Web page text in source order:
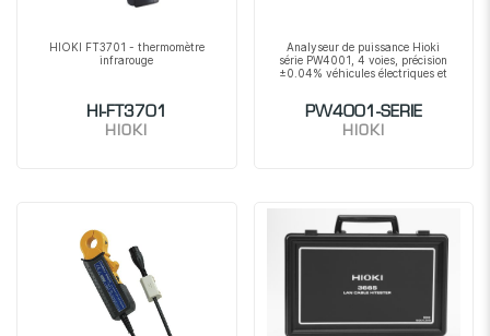
HIOKI FT3701 - thermomètre
infrarouge
HI-FT3701
HIOKI
Analyseur de puissance Hioki
série PW4001, 4 voies, précision
±0.04% véhicules électriques et
PW4001-SERIE
HIOKI